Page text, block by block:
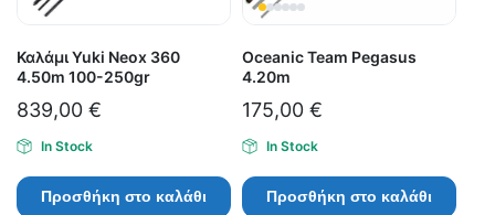
Καλάμι Yuki Neox 360
4.50m 100-250gr
839,00 €
In Stock
Προσθήκη στο καλάθι
Oceanic Team Pegasus
4.20m
175,00 €
In Stock
Προσθήκη στο καλάθι